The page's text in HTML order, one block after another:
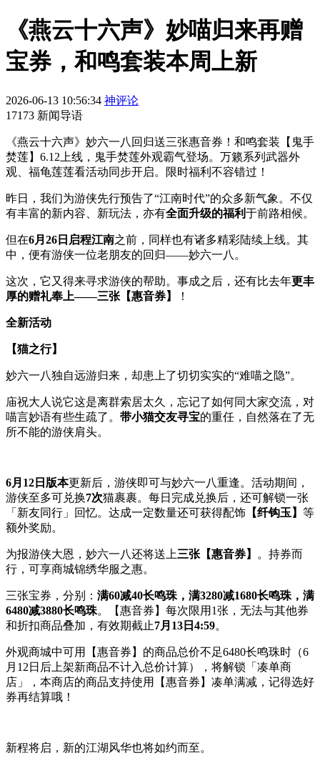
《燕云十六声》妙喵归来再赠
宝券，和鸣套装本周上新
2026-06-13 10:56:34 神评论
17173 新闻导语
《燕云十六声》妙六一八回归送三张惠音券！和鸣套装【鬼手
焚莲】6.12上线，鬼手焚莲外观霸气登场。万籁系列武器外
观、福龟莲莲看活动同步开启。限时福利不容错过！
昨日，我们为游侠先行预告了“江南时代”的众多新气象。不仅
有丰富的新内容、新玩法，亦有全面升级的福利于前路相候。
但在6月26日启程江南之前，同样也有诸多精彩陆续上线。其
中，便有游侠一位老朋友的回归——妙六一八。
这次，它又得来寻求游侠的帮助。事成之后，还有比去年更丰
厚的赠礼奉上——三张【惠音券】
！
全新活动
【猫之行】
妙六一八独自远游归来，却患上了切切实实的“难喵之隐”。
庙祝大人说它这是离群索居太久，忘记了如何同大家交流，对
喵言妙语有些生疏了。 带小猫交友寻宝的重任，自然落在了无
所不能的游侠肩头。
6月12日版本更新后，游侠即可与妙六一八重逢。活动期间，
游侠至多可兑换7次猫裹裹。每日完成兑换后，还可解锁一张
「新友同行」回忆。达成一定数量还可获得配饰 【纤钩玉】 等
额外奖励。
为报游侠大恩，妙六一八还将送上三张【惠音券】
。持券而
行，可享商城锦绣华服之惠。
三张宝券，分别： 满60减40长鸣珠，满3280减1680长鸣珠，满
6480减3880长鸣珠。【惠音券】每次限用1张，无法与其他券
和折扣商品叠加，有效期截止7月13日4:59。
外观商城中可用【惠音券】的商品总价不足6480长鸣珠时（6
月12日后上架新商品不计入总价计算），将解锁「凑单商
店」，本商店的商品支持使用【惠音券】凑单满减，记得选好
券再结算哦！
新程将启，新的江湖风华也将如约而至。